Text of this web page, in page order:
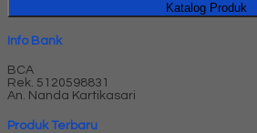
Katalog Produk
Info Bank
BCA
Rek. 5120598831
An. Nanda Kartikasari
Produk Terbaru